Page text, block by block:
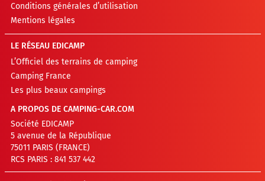
Conditions générales d’utilisation
Mentions légales
LE RÉSEAU EDICAMP
L’Officiel des terrains de camping
Camping France
Les plus beaux campings
A PROPOS DE CAMPING-CAR.COM
Société EDICAMP
5 avenue de la République
75011 PARIS (FRANCE)
RCS PARIS : 841 537 442